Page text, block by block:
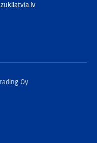
Oy